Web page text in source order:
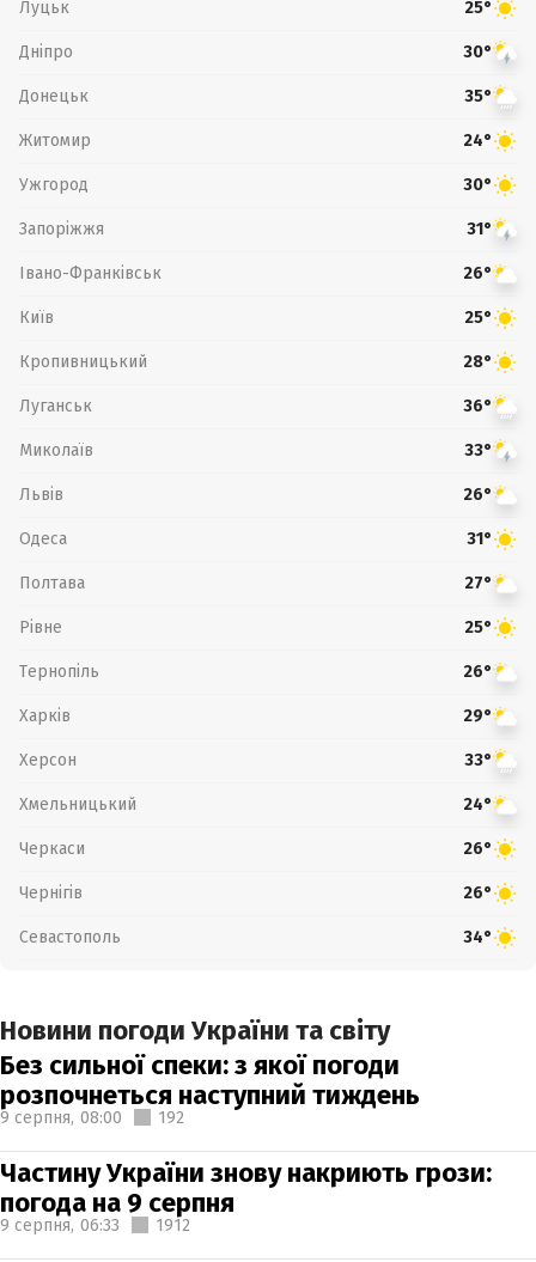
Луцьк 25°
Дніпро 30°
Донецьк 35°
Житомир 24°
Ужгород 30°
Запоріжжя 31°
Івано-Франківськ 26°
Київ 25°
Кропивницький 28°
Луганськ 36°
Миколаїв 33°
Львів 26°
Одеса 31°
Полтава 27°
Рівне 25°
Тернопіль 26°
Харків 29°
Херсон 33°
Хмельницький 24°
Черкаси 26°
Чернігів 26°
Севастополь 34°
Новини погоди України та світу
Без сильної спеки: з якої погоди
розпочнеться наступний тиждень
9 серпня, 08:00 192
Частину України знову накриють грози:
погода на 9 серпня
9 серпня, 06:33 1912